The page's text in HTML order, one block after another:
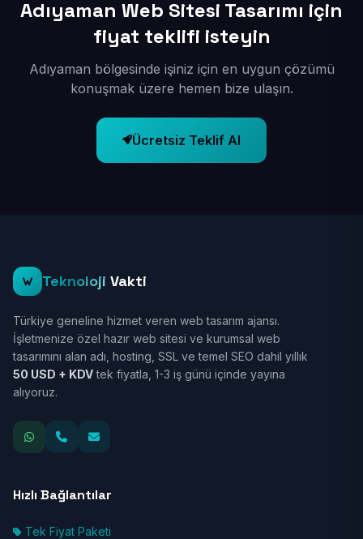
Adıyaman Web Sitesi Tasarımı için
fiyat teklifi isteyin
Adıyaman bölgesinde işiniz için en uygun çözümü
konuşmak üzere hemen bize ulaşın.
Ücretsiz Teklif Al
Teknoloji Vakti
Türkiye geneline hizmet veren web tasarım ajansı.
İşletmenize özel hazır web sitesi ve kurumsal web
tasarımını alan adı, hosting, SSL ve temel SEO dahil yıllık
50 USD + KDVtek fiyatla, 1-3 iş günü içinde yayına
alıyoruz.
Hızlı Bağlantılar
Tek Fiyat Paketi